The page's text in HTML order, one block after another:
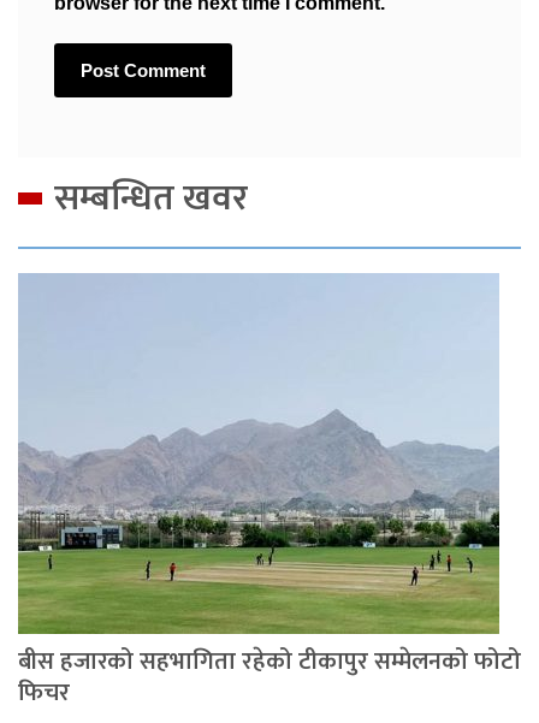
सम्बन्धित खवर
बीस हजारको सहभागिता रहेको टीकापुर सम्मेलनको फोटो
फिचर